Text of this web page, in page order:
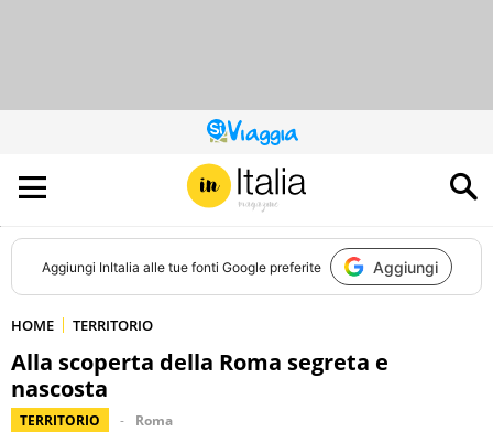
QUESTO
SITO
CONTRIBUISCE
ALL’AUDIENCE
DI
Aggiungi InItalia alle tue fonti Google preferite Aggiungi
HOME TERRITORIO
Alla scoperta della Roma segreta e
nascosta
TERRITORIO Roma